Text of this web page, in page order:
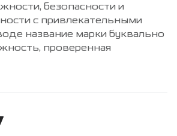
безопасности и
с привлекательными
название марки буквально
проверенная